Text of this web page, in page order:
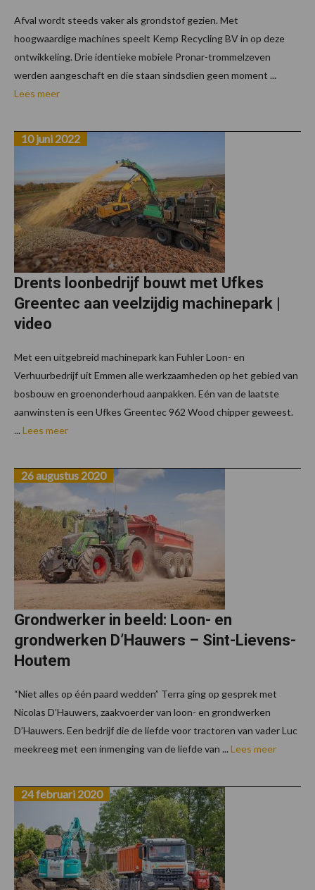
Afval wordt steeds vaker als grondstof gezien. Met
hoogwaardige machines speelt Kemp Recycling BV in op deze
ontwikkeling. Drie identieke mobiele Pronar-trommelzeven
werden aangeschaft en die staan sindsdien geen moment ...
Lees meer
Drents loonbedrijf bouwt met Ufkes
Greentec aan veelzijdig machinepark |
video
10 juni 2022
Met een uitgebreid machinepark kan Fuhler Loon- en
Verhuurbedrijf uit Emmen alle werkzaamheden op het gebied van
bosbouw en groenonderhoud aanpakken. Eén van de laatste
aanwinsten is een Ufkes Greentec 962 Wood chipper geweest.
... Lees meer
Grondwerker in beeld: Loon- en
grondwerken D’Hauwers – Sint-Lievens-
Houtem
26 augustus 2020
“Niet alles op één paard wedden” Terra ging op gesprek met
Nicolas D’Hauwers, zaakvoerder van loon- en grondwerken
D’Hauwers. Een bedrijf die de liefde voor tractoren van vader Luc
meekreeg met een inmenging van de liefde van ... Lees meer
24 februari 2020